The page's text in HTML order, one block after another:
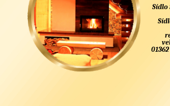
Sídlo